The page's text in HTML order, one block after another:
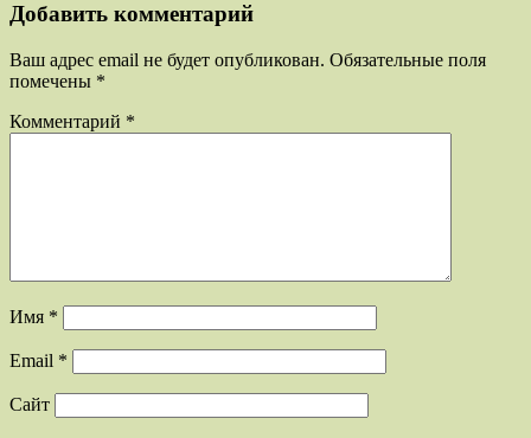
Добавить комментарий
Ваш адрес email не будет опубликован. Обязательные поля
помечены *
Комментарий *
Имя *
Email *
Сайт